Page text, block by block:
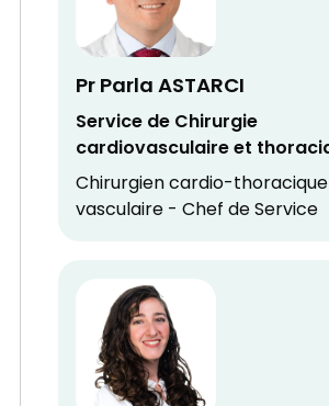
Pr Parla ASTARCI
Service de Chirurgie
cardiovasculaire et
Chirurgien cardio-
vasculaire - Chef de Service